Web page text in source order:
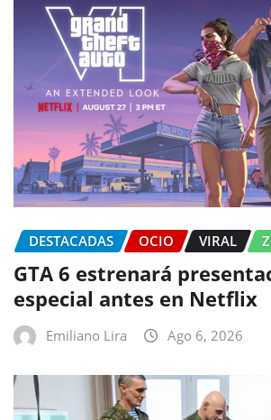
DESTACADAS OCIO VIRAL
GTA 6 estrenará
especial antes en Netflix
Emiliano Lira Ago 6, 2026